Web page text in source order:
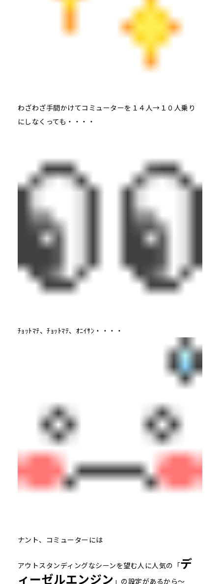
わざわざ手間かけてコミューターを１４人→１０人乗り
にしなくっても・・・・
ﾁｮｯﾄﾏﾃ、ﾁｮｯﾄﾏﾃ、ｵﾆｲｻﾝ・・・・
ナント、コミューターには
アウトスタンディングなシーンを望む人に人気の「デ
ィーゼルエンジン 」の設定があるから～